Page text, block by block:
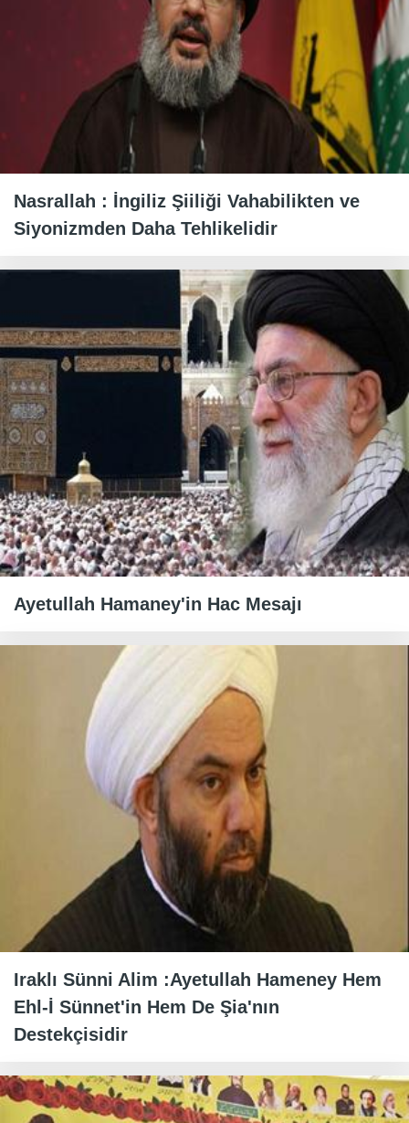
Nasrallah : İngiliz Şiiliği Vahabilikten ve
Siyonizmden Daha Tehlikelidir
Ayetullah Hamaney'in Hac Mesajı
Iraklı Sünni Alim :Ayetullah Hameney Hem
Ehl-İ Sünnet'in Hem De Şia'nın
Destekçisidir